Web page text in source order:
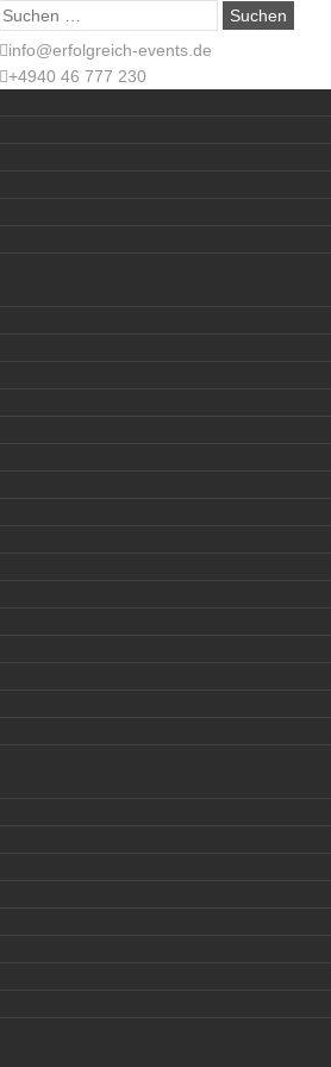
Suche
info@erfolgreich-events.de
+4940 46 777 230